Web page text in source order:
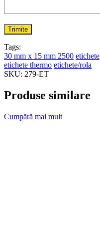
Tags:
30 mm x 15 mm 2500 etichete
etichete thermo etichete/rola
SKU: 279-ET
Produse similare
Cumpără mai mult